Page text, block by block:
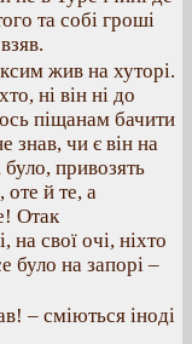
та собі гроші
жив на хуторі.
ні він ні до
піщанам бачити
знав, чи є він на
привозять
й те, а
Отак
свої очі, ніхто
було на запорі –
– сміються іноді